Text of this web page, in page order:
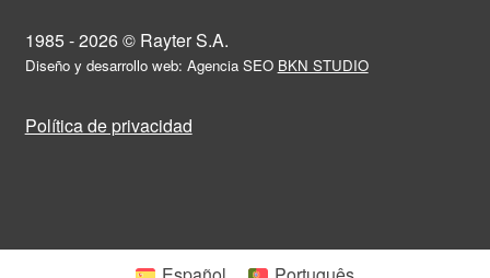
1985 - 2026 © Rayter S.A.
Diseño y desarrollo web: Agencia SEO BKN STUDIO
Política de privacidad